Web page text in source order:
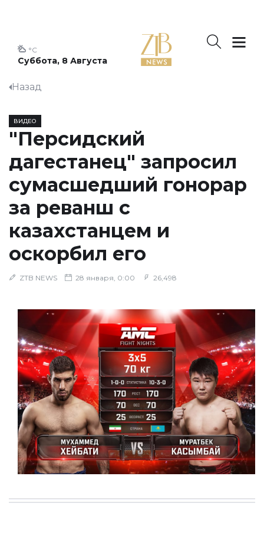
Суббота, 8 Августа
°C
Назад
ВИДЕО
"Персидский
дагестанец" запросил
сумасшедший гонорар
за реванш с
казахстанцем и
оскорбил его
ZTB NEWS 28 января, 0:00 26,498